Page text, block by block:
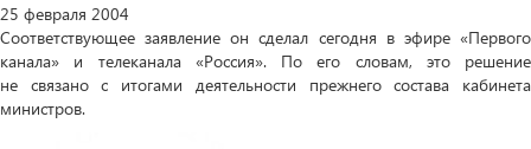
25 февраля 2004
Соответствующее заявление он сделал сегодня в эфире «Первого
канала» и телеканала «Россия». По его словам, это решение
не связано с итогами деятельности прежнего состава кабинета
министров.